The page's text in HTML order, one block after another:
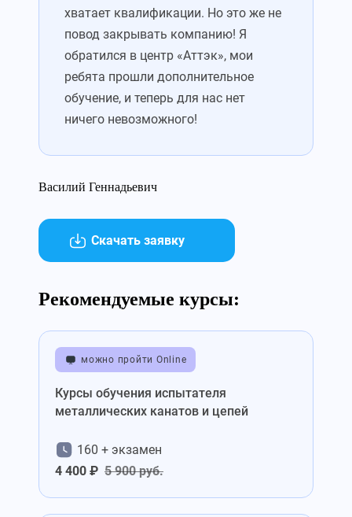
хватает квалификации. Но это же не
повод закрывать компанию! Я
обратился в центр «Аттэк», мои
ребята прошли дополнительное
обучение, и теперь для нас нет
ничего невозможного!
Василий Геннадьевич
Скачать заявку
Рекомендуемые курсы:
можно пройти Online
Курсы обучения испытателя
металлических канатов и цепей
160 + экзамен
4 400 ₽ 5 900 руб.